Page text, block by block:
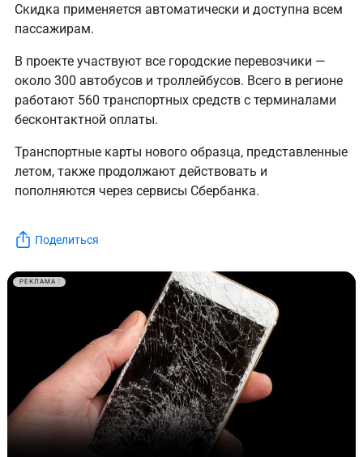
Скидка применяется автоматически и доступна всем
пассажирам.
В проекте участвуют все городские перевозчики —
около 300 автобусов и троллейбусов. Всего в регионе
работают 560 транспортных средств с терминалами
бесконтактной оплаты.
Транспортные карты нового образца, представленные
летом, также продолжают действовать и
пополняются через сервисы Сбербанка.
Поделиться
РЕКЛАМА